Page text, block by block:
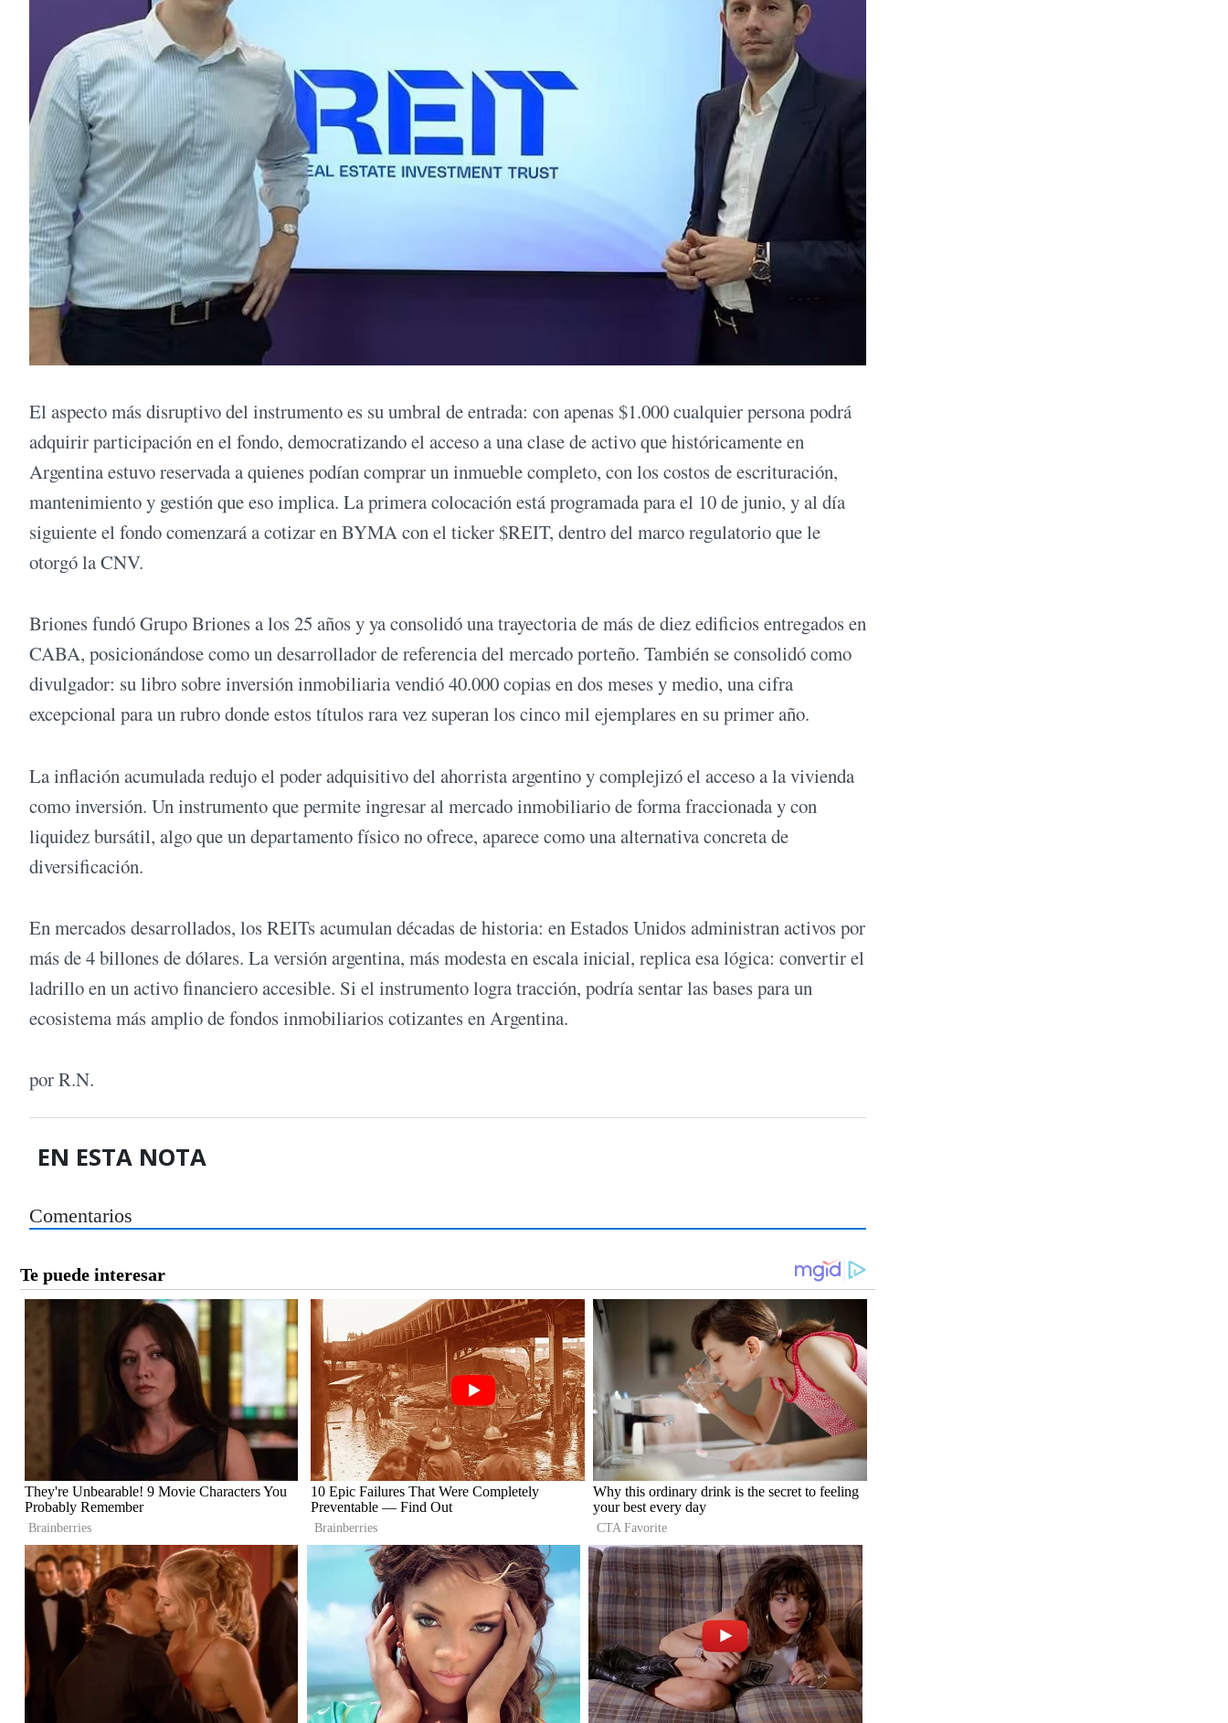
El aspecto más disruptivo del instrumento es su umbral de entrada: con apenas $1.000 cualquier persona podrá
adquirir participación en el fondo, democratizando el acceso a una clase de activo que históricamente en
Argentina estuvo reservada a quienes podían comprar un inmueble completo, con los costos de escrituración,
mantenimiento y gestión que eso implica. La primera colocación está programada para el 10 de junio, y al día
siguiente el fondo comenzará a cotizar en BYMA con el ticker $REIT, dentro del marco regulatorio que le
otorgó la CNV.
Briones fundó Grupo Briones a los 25 años y ya consolidó una trayectoria de más de diez edificios entregados en
CABA, posicionándose como un desarrollador de referencia del mercado porteño. También se consolidó como
divulgador: su libro sobre inversión inmobiliaria vendió 40.000 copias en dos meses y medio, una cifra
excepcional para un rubro donde estos títulos rara vez superan los cinco mil ejemplares en su primer año.
La inflación acumulada redujo el poder adquisitivo del ahorrista argentino y complejizó el acceso a la vivienda
como inversión. Un instrumento que permite ingresar al mercado inmobiliario de forma fraccionada y con
liquidez bursátil, algo que un departamento físico no ofrece, aparece como una alternativa concreta de
diversificación.
En mercados desarrollados, los REITs acumulan décadas de historia: en Estados Unidos administran activos por
más de 4 billones de dólares. La versión argentina, más modesta en escala inicial, replica esa lógica: convertir el
ladrillo en un activo financiero accesible. Si el instrumento logra tracción, podría sentar las bases para un
ecosistema más amplio de fondos inmobiliarios cotizantes en Argentina.
por R.N.
EN ESTA NOTA
Comentarios